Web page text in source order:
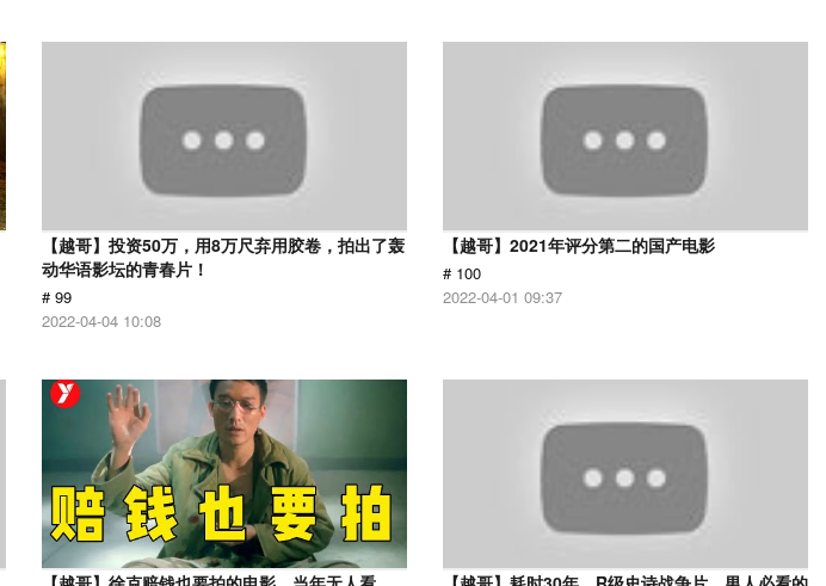
【越哥】投资50万，用8万尺弃用胶卷，拍出了轰
动华语影坛的青春片！
# 99
2022-04-04 10:08
【越哥】2021年评分第二的国产电影
# 100
2022-04-01 09:37